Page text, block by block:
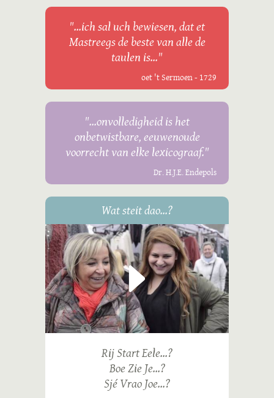
"...ich sal uch bewiesen, dat et
Mastreegs de beste van alle de
taulen is..."
oet 't Sermoen - 1729
"...onvolledigheid is het
onbetwistbare, eeuwenoude
voorrecht van elke lexicograaf."
Dr. H.J.E. Endepols
Wat steit dao...?
Rij Start Eele...?
Boe Zie Je...?
Sjé Vrao Joe...?